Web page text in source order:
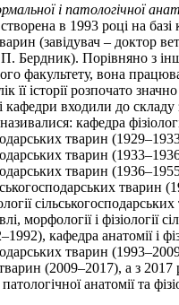
і патологічної
в 1993 році на базі
(завідувач – доктор
Бердник). Порівняно з
факультету, вона
її історії розпочато
кафедри входили до складу
кафедра
тварин
тварин
тварин
тварин
морфології і фізіології
кафедра анатомії і
тварин
тварин (2009–2017), а з
анатомії та